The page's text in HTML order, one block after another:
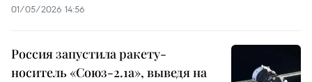
01/05/2026 14:56
Россия запустила ракету-
носитель «Союз-2.1а», выведя на